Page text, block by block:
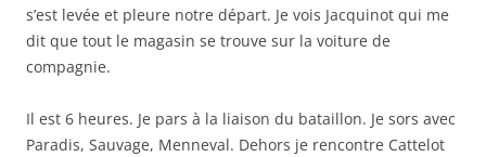
s’est levée et pleure notre départ. Je vois Jacquinot qui me
dit que tout le magasin se trouve sur la voiture de
compagnie.
Il est 6 heures. Je pars à la liaison du bataillon. Je sors avec
Paradis, Sauvage, Menneval. Dehors je rencontre Cattelot